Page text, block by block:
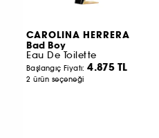
CAROLINA HERRERA
Bad Boy
Eau De Toilette
Başlangıç Fiyatı:4.875 TL
2 ürün seçeneği